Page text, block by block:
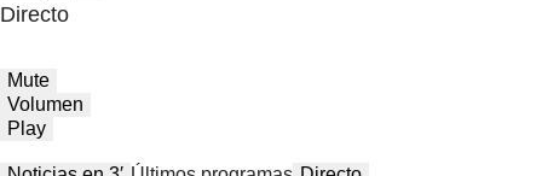
Directo
Mute
Volumen
Play